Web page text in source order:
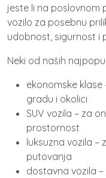
jeste li na poslovnom
vozilo za posebnu
udobnost, sigurnost i
Neki od naših
ekonomske
gradu i okolici
SUV vozila – za
prostornost
luksuzna vozila –
putovanja
dostavna vozila